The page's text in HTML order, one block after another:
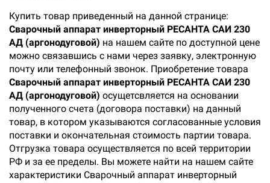
Купить товар приведенный на данной странице:
Сварочный аппарат инверторный РЕСАНТА САИ 230
АД (аргонодуговой) на нашем сайте по доступной цене
можно связавшись с нами через заявку, электронную
почту или телефонный звонок. Приобретение товара
Сварочный аппарат инверторный РЕСАНТА САИ 230
АД (аргонодуговой) осущетсвляется на основании
полученного счета (договора поставки) на данный
товар, в котором указываются согласованные условия
поставки и окончательная стоимость партии товара.
Отгрузка товара осуществляется по всей территории
РФ и за ее пределы. Вы можете найти на нашем сайте
характеристики Сварочный аппарат инверторный